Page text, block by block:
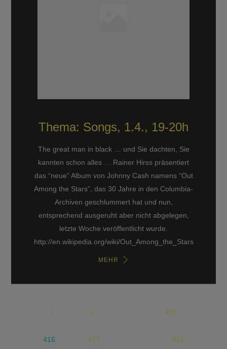
Thema: Songs, 1.4., 19-20h
The great man in black … und Sie dachten, Sie
kannten schon alles … Rainer Hirss präsentiert
das “neue” Album von Johnny Cash namens “Out
Among the Stars”, das 30 Jahre in den Columbia-
Archiven geschlummert hat und nun,
entsprechend ausgeruht aber nicht abgelegen,
letzte Woche veröffentlicht wurde.
http://en.wikipedia.org/wiki/Out_Among_the_Stars
MEHR
1 … 415
416 417 … 424